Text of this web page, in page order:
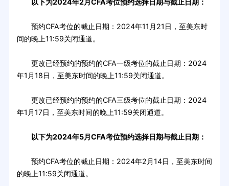
以下为2024年2月CFA考位预约选择日期与截止日期：
预约CFA考位的截止日期：2024年11月21日，至美东时
间的晚上11:59关闭通道。
更改已经预约的预约的CFA一级考位的截止日期：2024
年1月18日，至美东时间的晚上11:59关闭通道。
更改已经预约的预约的CFA三级考位的截止日期：2024
年1月17日，至美东时间的晚上11:59关闭通道。
以下为2024年5月CFA考位预约选择日期与截止日期：
预约CFA考位的截止日期：2024年2月14日，至美东时间
的晚上11:59关闭通道。